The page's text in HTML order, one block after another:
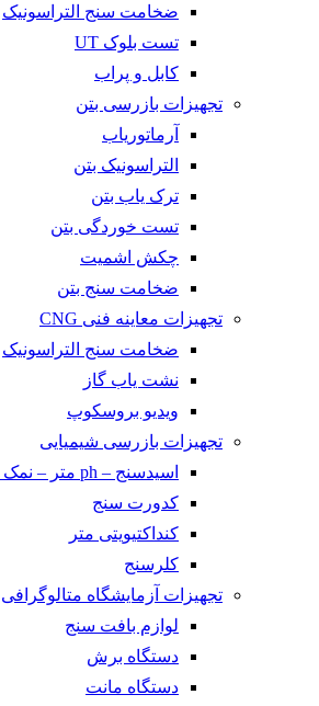
ضخامت سنج التراسونیک
تست بلوک UT
کابل و پراب
تجهیزات بازرسی بتن
آرماتوریاب
التراسونیک بتن
ترک یاب بتن
تست خوردگی بتن
چکش اشمیت
ضخامت سنج بتن
تجهیزات معاینه فنی CNG
ضخامت سنج التراسونیک
نشت یاب گاز
ویدیو بروسکوپ
تجهیزات بازرسی شیمیایی
اسیدسنج – ph متر – نمک سنج
کدورت سنج
کنداکتیویتی متر
کلرسنج
تجهیزات آزمایشگاه متالوگرافی
لوازم بافت سنج
دستگاه برش
دستگاه مانت